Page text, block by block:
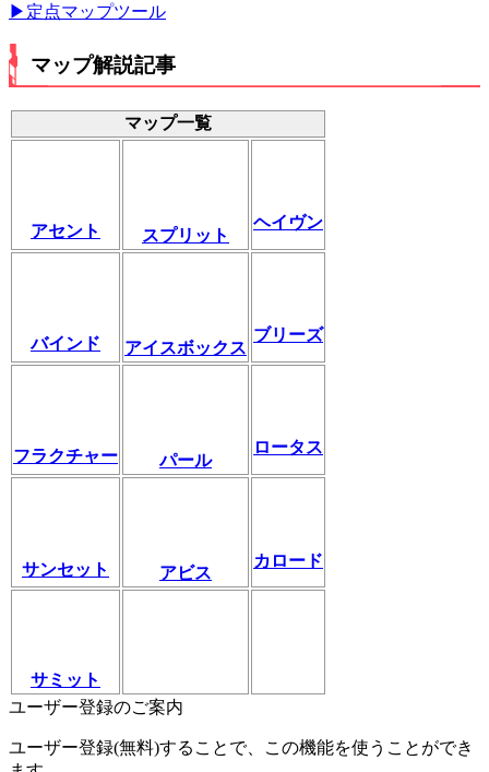
▶定点マップツール
マップ解説記事
マップ一覧
アセント スプリット
ヘイヴン
バインド アイスボックス
ブリーズ
フラクチャー パール
ロータス
サンセット アビス
カロード
サミット
ユーザー登録のご案内
ユーザー登録(無料)することで、この機能を使うことができ